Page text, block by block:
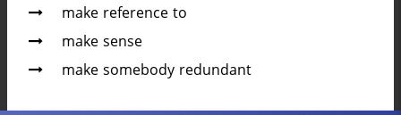
make reference to
make sense
make somebody redundant